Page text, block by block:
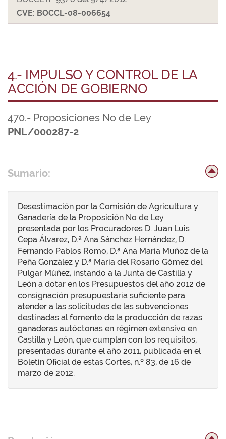
CVE: BOCCL-08-006654
4.- IMPULSO Y CONTROL DE LA
ACCIÓN DE GOBIERNO
470.- Proposiciones No de Ley
PNL/000287-2
Sumario:
Desestimación por la Comisión de Agricultura y
Ganadería de la Proposición No de Ley
presentada por los Procuradores D. Juan Luis
Cepa Álvarez, D.ª Ana Sánchez Hernández, D.
Fernando Pablos Romo, D.ª Ana María Muñoz de la
Peña González y D.ª María del Rosario Gómez del
Pulgar Múñez, instando a la Junta de Castilla y
León a dotar en los Presupuestos del año 2012 de
consignación presupuestaria suficiente para
atender a las solicitudes de las subvenciones
destinadas al fomento de la producción de razas
ganaderas autóctonas en régimen extensivo en
Castilla y León, que cumplan con los requisitos,
presentadas durante el año 2011, publicada en el
Boletín Oficial de estas Cortes, n.º 83, de 16 de
marzo de 2012.